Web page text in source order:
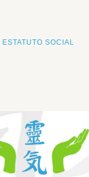
SOCIAL